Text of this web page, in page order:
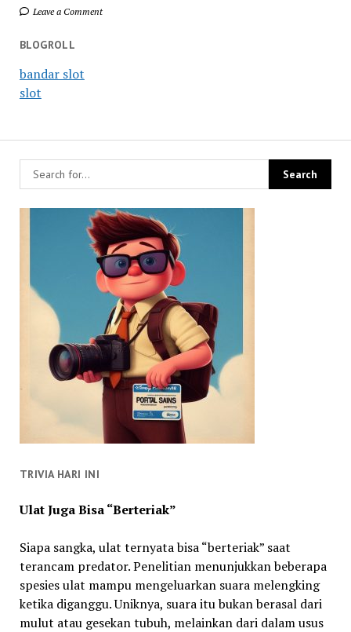
Leave a Comment
BLOGROLL
bandar slot
slot
TRIVIA HARI INI
Ulat Juga Bisa “Berteriak”
Siapa sangka, ulat ternyata bisa “berteriak” saat
terancam predator. Penelitian menunjukkan beberapa
spesies ulat mampu mengeluarkan suara melengking
ketika diganggu. Uniknya, suara itu bukan berasal dari
mulut atau gesekan tubuh, melainkan dari dalam usus